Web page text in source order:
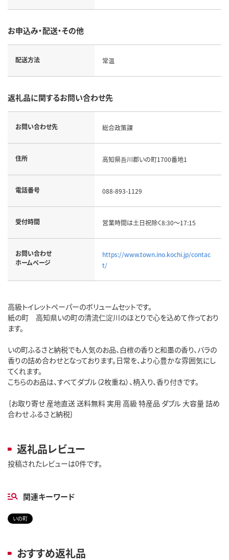
お申込み・配送・その他
配送方法 常温
返礼品に関するお問い合わせ先
お問い合わせ先 総合政策課
住所 高知県吾川郡いの町1700番地1
電話番号 088-893-1129
受付時間 営業時間は土日祝除く8:30～17:15
お問い合わせ
ホームページ
https://www.town.ino.kochi.jp/contac
t/
高級トイレットペーパーのボリュームセットです。
紙の町 高知県いの町の清流仁淀川のほとりで心を込めて作っており
ます。
いの町ふるさと納税でも人気のお品、白檀の香りと和墨の香り、バラの
香りの詰め合わせとなっております。日常を、より心豊かな雰囲気にし
てくれます。
こちらのお品は、すべてダブル（2枚重ね）、柄入り、香り付きです。
｛お取り寄せ 産地直送 送料無料 実用 高級 特産品 ダブル 大容量 詰め
合わせ ふるさと納税｝
返礼品レビュー
投稿されたレビューは0件です。
関連キーワード
いの町
おすすめ返礼品